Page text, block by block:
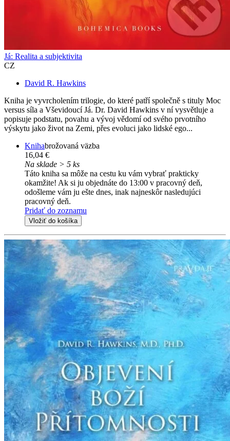
Já: Realita a subjektivita
CZ
David R. Hawkins
Kniha je vyvrcholením trilogie, do které patří společně s tituly Moc
versus síla a Vševidoucí Já. Dr. David Hawkins v ní vysvětluje a
popisuje podstatu, povahu a vývoj vědomí od svého prvotního
výskytu jako život na Zemi, přes evoluci jako lidské ego...
Knihabrožovaná väzba
16,04 €
Na sklade > 5 ks
Táto kniha sa môže na cestu ku vám vybrať prakticky
okamžite! Ak si ju objednáte do 13:00 v pracovný deň,
odošleme vám ju ešte dnes, inak najneskôr nasledujúci
pracovný deň.
Pridať do zoznamu
Vložiť do košíka